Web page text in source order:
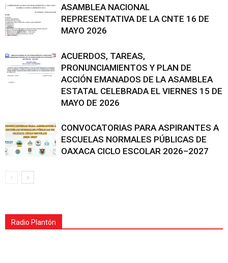
ASAMBLEA NACIONAL
REPRESENTATIVA DE LA CNTE 16 DE
MAYO 2026
ACUERDOS, TAREAS,
PRONUNCIAMIENTOS Y PLAN DE
ACCIÓN EMANADOS DE LA ASAMBLEA
ESTATAL CELEBRADA EL VIERNES 15 DE
MAYO DE 2026
CONVOCATORIAS PARA ASPIRANTES A
ESCUELAS NORMALES PÚBLICAS DE
OAXACA CICLO ESCOLAR 2026–2027
Radio Plantón